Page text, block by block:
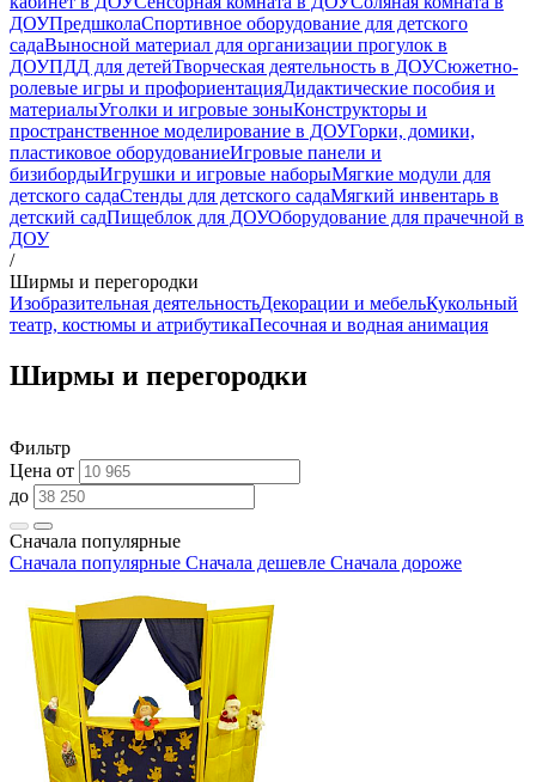
ДОУПредшколаСпортивное оборудование для детского
садаВыносной материал для организации прогулок в
ДОУПДД для детейТворческая деятельность в ДОУСюжетно-
ролевые игры и профориентацияДидактические пособия и
материалыУголки и игровые зоныКонструкторы и
пространственное моделирование в ДОУГорки, домики,
пластиковое оборудованиеИгровые панели и
бизибордыИгрушки и игровые наборыМягкие модули для
детского садаСтенды для детского садаМягкий инвентарь в
детский садПищеблок для ДОУОборудование для прачечной в
ДОУ
/
Ширмы и перегородки
Изобразительная деятельностьДекорации и мебельКукольный
театр, костюмы и атрибутикаПесочная и водная анимация
Ширмы и перегородки
Фильтр
Цена от
до
Сначала популярные
Сначала популярные Сначала дешевле Сначала дороже